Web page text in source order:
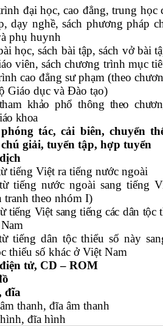
đại học, cao đẳng, trung học
dạy nghề, sách phư­­ơng pháp
phụ huynh
học, sách bài tập, sách vở bài
viên, sách chương trình mục
cao đẳng sư­­ phạm (theo
Giáo dục và Đào tạo)
khảo phổ thông theo
khoa
phóng tác, cải biên, chuyển
chú giải, tuyển tập, hợp tuyển
tiếng Việt ra tiếng nước ngoài
tiếng nước ngoài sang tiếng
tranh theo nhóm I)
tiếng Việt sang tiếng các dân tộc
tiếng dân tộc thiểu số này
thiểu số khác ở Việt Nam
tử, CD – ROM
đĩa
thanh, đĩa âm thanh
đĩa hình